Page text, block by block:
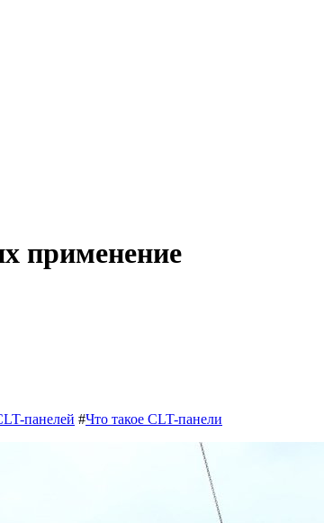
применение
панелей #Что такое CLT-панели